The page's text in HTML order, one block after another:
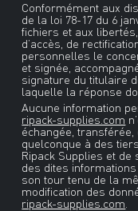
Conformément aux
de la loi 78-17 du 6
fichiers et aux
d’accès, de
personnelles le
et signée,
signature du titulaire
laquelle la réponse
Aucune information
ripack-supplies.com
échangée,
quelconque à des
Ripack Supplies et
des dites
son tour tenu de la
modification des
ripack-supplies.com